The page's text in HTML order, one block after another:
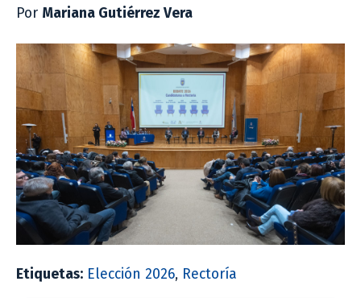
Por Mariana Gutiérrez Vera
Etiquetas: Elección 2026, Rectoría